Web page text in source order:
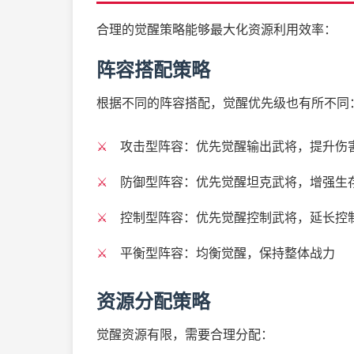
合理的觉醒策略能够最大化资源利用效率：
阵容搭配策略
根据不同的阵容搭配，觉醒优先级也有所不同
攻击型阵容：优先觉醒输出武将，提升伤
防御型阵容：优先觉醒坦克武将，增强生
控制型阵容：优先觉醒控制武将，延长控
平衡型阵容：均衡觉醒，保持整体战力
资源分配策略
觉醒资源有限，需要合理分配：